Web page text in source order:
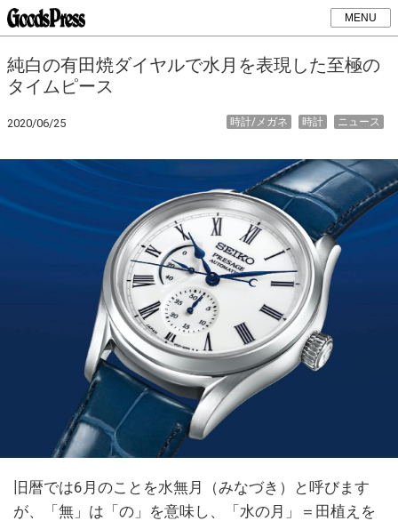
MENU
純白の有田焼ダイヤルで水月を表現した至極の
タイムピース
2020/06/25 ニュース
時計
時計/メガネ
旧暦では6月のことを水無月（みなづき）と呼びます
が、「無」は「の」を意味し、「水の月」＝田植えを